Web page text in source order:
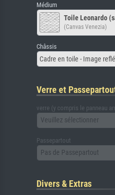
Médium
Toile Leonardo
(Canvas Venezia)
Châssis
Cadre en toile - Image
Verre et
verre (y compris le panneau
Veuillez sélectionner
Passepartout
Pas de Passepartout
Divers & Extras